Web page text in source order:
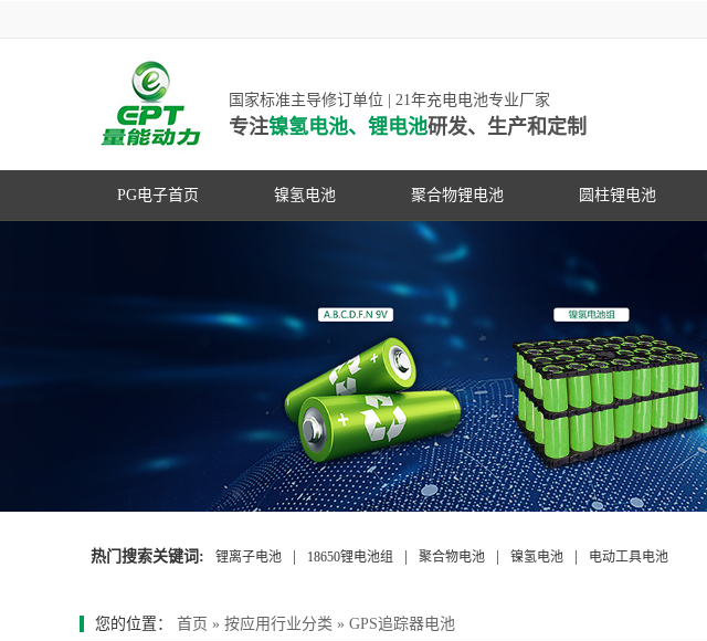
国家标准主导修订单位 | 21年充电电池专业厂家
专注镍氢电池、锂电池研发、生产和定制
PG电子首页 镍氢电池 聚合物锂电池 圆柱锂电池
高容量镍氢电池
PG游戏官网是镍氢电池国家标准主导
修订单位，并参与多项锂电池行业国
家标准的制定
动力聚合物锂电池
数码聚合物锂电池
PG游戏官
修订单位，
家标准的制
数码锂电池
储能锂电池
18650锂电池
热门搜索关键词: 锂离子电池 | 18650锂电池组 | 聚合物电池 | 镍氢电池 | 电动工具电池
您的位置： 首页 » 按应用行业分类 » GPS追踪器电池